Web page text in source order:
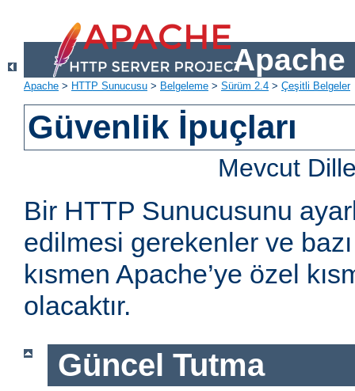
Apache
Apache > HTTP Sunucusu > Belgeleme > Sürüm 2.4 > Çeşitli Belgeler
Güvenlik İpuçları
Mevcut
Bir HTTP Sunucusunu
edilmesi gerekenler ve
kısmen Apache’ye özel
olacaktır.
Güncel Tutma